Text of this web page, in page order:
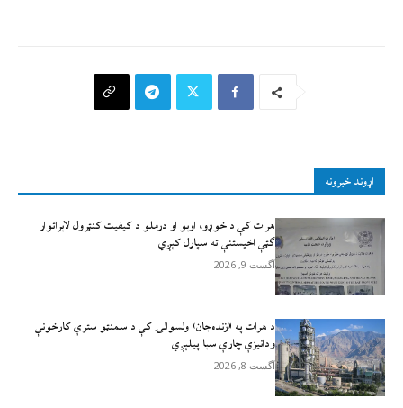
اړوند خبرونه
هرات کې د خوړو، اوبو او درملو د کیفیت کنټرول لابراتوار
ګټې اخيستنې ته سپارل کېږي
آگست 9, 2026
د هرات په «زنده‌جان» ولسوالۍ کې د سمنټو سترې کارخونې
ودانیزې چارې سبا پیلېږي
آگست 8, 2026